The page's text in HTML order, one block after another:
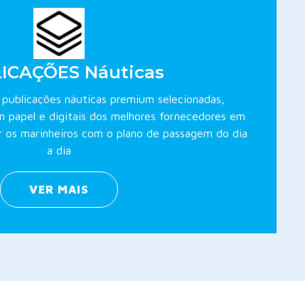
Náuticas
náuticas premium selecionadas,
papel e digitais dos melhores fornecedores em
marinheiros com o plano de passagem do dia
a dia
VER MAIS